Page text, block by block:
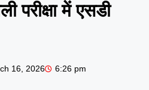
परीक्षा में एसडी
16, 2026
6:26 pm